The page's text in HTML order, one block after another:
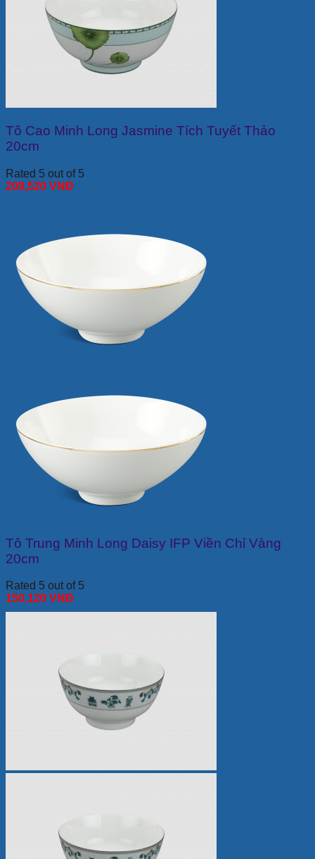
Tô Cao Minh Long Jasmine Tích Tuyết Thảo
20cm
Rated 5 out of 5
209,520 VNĐ
Tô Trung Minh Long Daisy IFP Viền Chỉ Vàng
20cm
Rated 5 out of 5
150,120 VNĐ